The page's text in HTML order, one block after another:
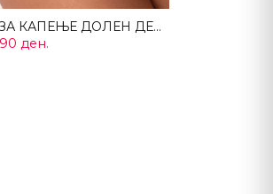
КОСТИМ ЗА КАПЕЊЕ ДОЛЕН ДЕЛ ICARUS
ден.